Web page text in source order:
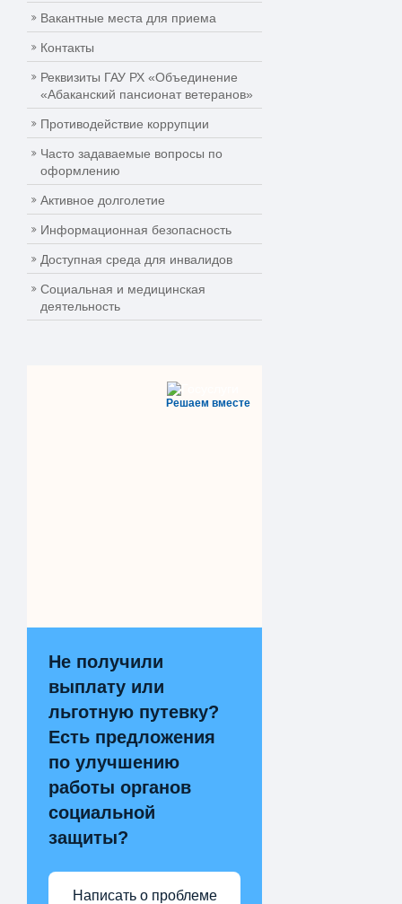
Вакантные места для приема
Контакты
Реквизиты ГАУ РХ «Объединение
«Абаканский пансионат ветеранов»
Противодействие коррупции
Часто задаваемые вопросы по
оформлению
Активное долголетие
Информационная безопасность
Доступная среда для инвалидов
Социальная и медицинская
деятельность
Решаем вместе
Не получили
выплату или
льготную путевку?
Есть предложения
по улучшению
работы органов
социальной
защиты?
Написать о проблеме